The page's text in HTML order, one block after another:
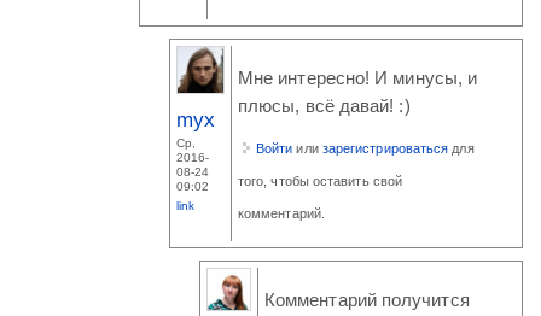
myx
Ср,
2016-
08-24
09:02
link
Мне интересно! И минусы, и
плюсы, всё давай! :)
Войти или зарегистрироваться для
того, чтобы оставить свой
комментарий.
Комментарий получится